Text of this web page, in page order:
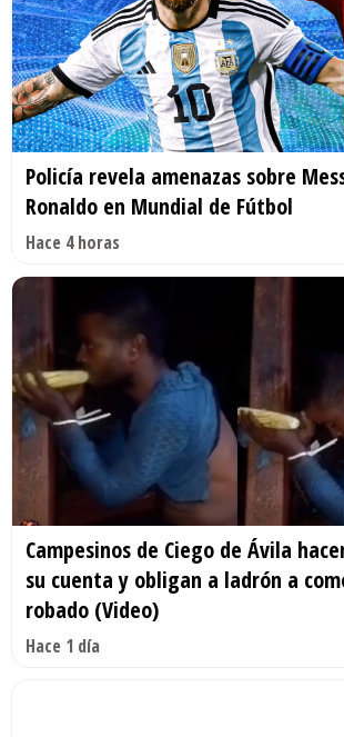
Policía revela amenazas sobre
Ronaldo en Mundial de Fútbol
Hace 4 horas
Campesinos de Ciego de Ávila
su cuenta y obligan a ladrón a
robado (Video)
Hace 1 día